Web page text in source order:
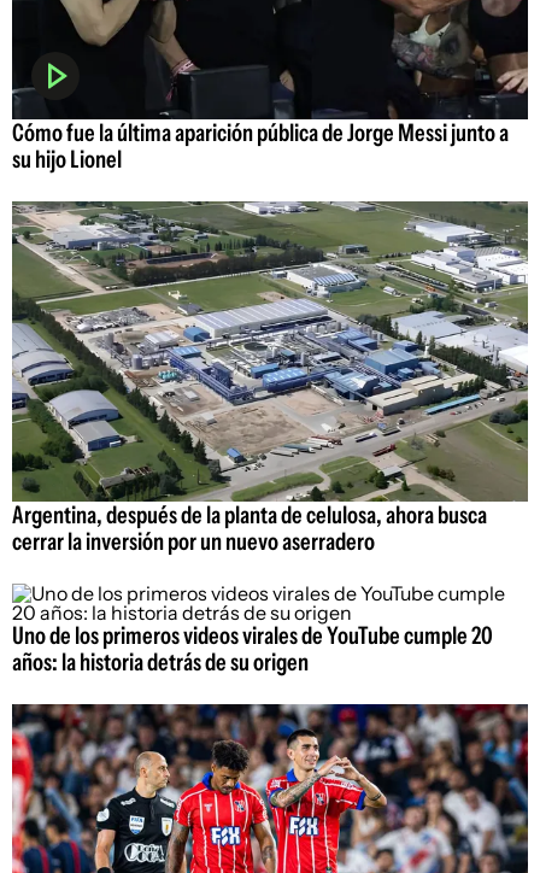
Cómo fue la última aparición pública de Jorge Messi junto a
su hijo Lionel
Argentina, después de la planta de celulosa, ahora busca
cerrar la inversión por un nuevo aserradero
Uno de los primeros videos virales de YouTube cumple 20
años: la historia detrás de su origen